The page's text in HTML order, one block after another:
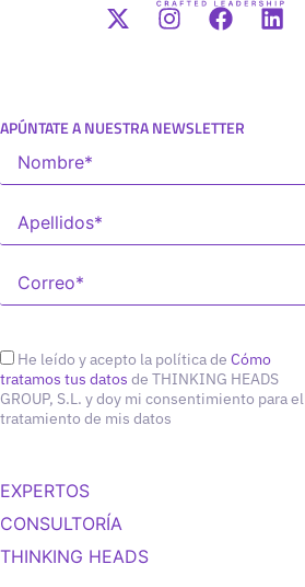
APÚNTATE A NUESTRA NEWSLETTER
He leído y acepto la política de Cómo
tratamos tus datos de THINKING HEADS
GROUP, S.L. y doy mi consentimiento para el
tratamiento de mis datos
EXPERTOS
CONSULTORÍA
THINKING HEADS